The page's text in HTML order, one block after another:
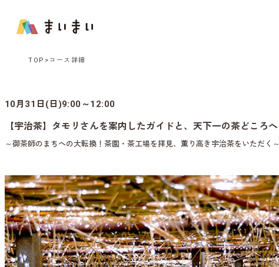
TOP コース詳細
10月31日(日)9:00～12:00
【宇治茶】タモリさんを案内したガイドと、天下一の茶どころへ
～御茶師のまちへの大転換！茶園・茶工場を拝見、薫り高き宇治茶をいただく～